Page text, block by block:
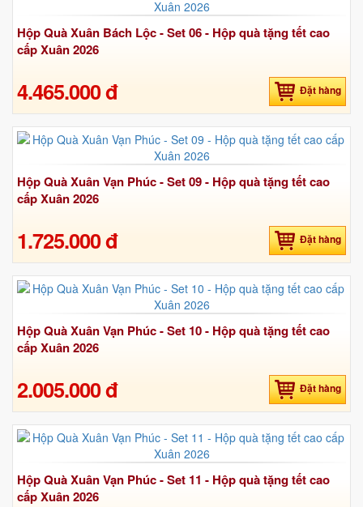
Hộp Quà Xuân Bách Lộc - Set 06 - Hộp quà tặng tết cao
cấp Xuân 2026
4.465.000 đ Đặt hàng
Hộp Quà Xuân Vạn Phúc - Set 09 - Hộp quà tặng tết cao
cấp Xuân 2026
1.725.000 đ Đặt hàng
Hộp Quà Xuân Vạn Phúc - Set 10 - Hộp quà tặng tết cao
cấp Xuân 2026
2.005.000 đ Đặt hàng
Hộp Quà Xuân Vạn Phúc - Set 11 - Hộp quà tặng tết cao
cấp Xuân 2026